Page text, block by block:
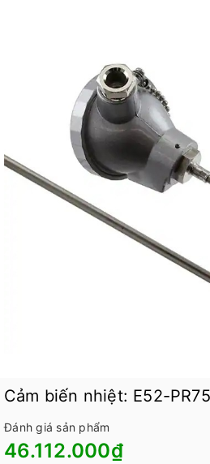
Cảm biến nhiệt: E52-
Đánh giá sản phẩm
46.112.000₫